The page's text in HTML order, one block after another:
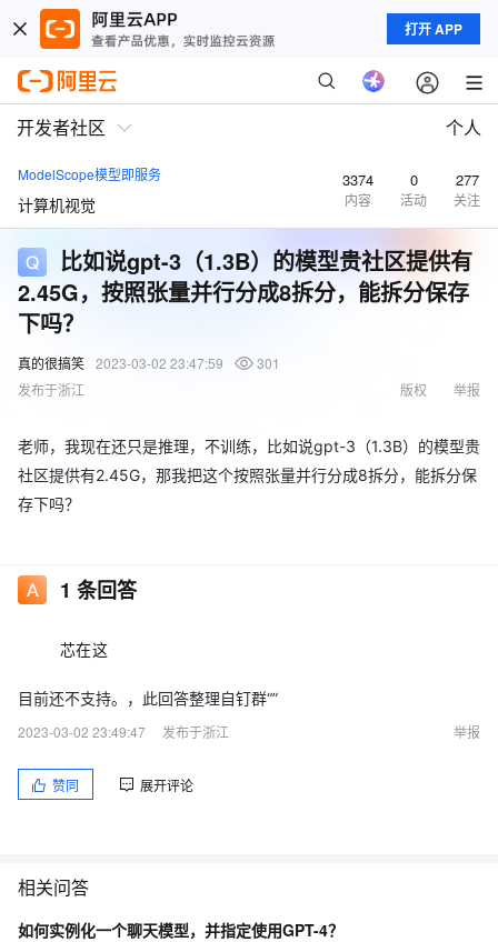
打开 APP
开发者社区 个人
ModelScope模型即服务
计算机视觉
3374
内容
0
活动
277
关注
比如说gpt-3（1.3B）的模型贵社区提供有
2.45G，按照张量并行分成8拆分，能拆分保存
下吗？
真的很搞笑 2023-03-02 23:47:59
301
发布于浙江
举报
版权
老师，我现在还只是推理，不训练，比如说gpt-3（1.3B）的模型贵
社区提供有2.45G，那我把这个按照张量并行分成8拆分，能拆分保
存下吗？
1 条回答
芯在这
目前还不支持。，此回答整理自钉群“”
2023-03-02 23:49:47
发布于浙江 举报
赞同 展开评论
相关问答
如何实例化一个聊天模型，并指定使用GPT-4？